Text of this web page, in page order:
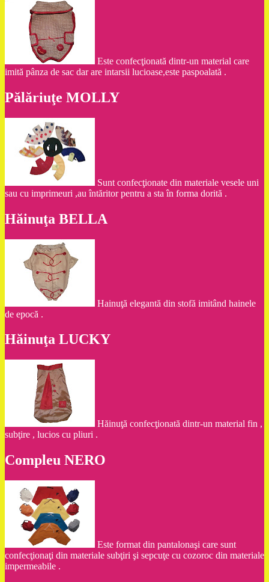
Este confecţionată dintr-un material care
imită pânza de sac dar are intarsii lucioase,este paspoalată .
Pălăriuţe MOLLY
Sunt confecţionate din materiale vesele uni
sau cu imprimeuri ,au întăritor pentru a sta în forma dorită .
Hăinuţa BELLA
Hainuţă elegantă din stofă imitând hainele
de epocă .
Hăinuţa LUCKY
Hăinuţă confecţionată dintr-un material fin ,
subţire , lucios cu pliuri .
Compleu NERO
Este format din pantalonaşi care sunt
confecţionaţi din materiale subţiri şi sepcuţe cu cozoroc din materiale
impermeabile .